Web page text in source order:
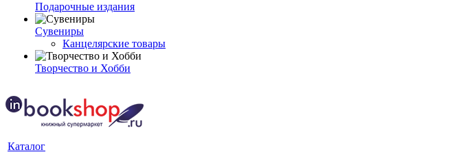
Подарочные издания
Сувениры
Канцелярские товары
Творчество и Хобби
Каталог